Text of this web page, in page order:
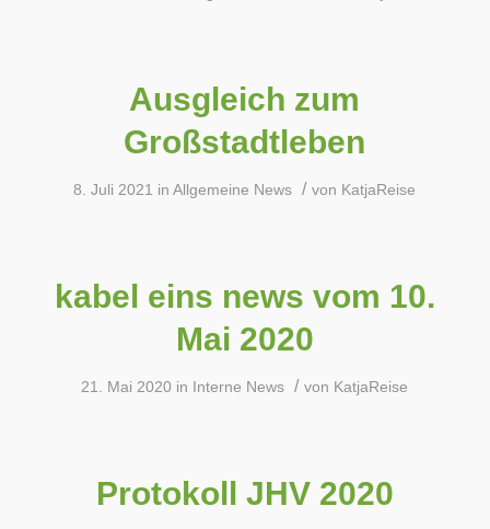
Ausgleich zum
Großstadtleben
8. Juli 2021 inAllgemeine News / von KatjaReise
kabel eins news vom 10.
Mai 2020
21. Mai 2020 in Interne News / von KatjaReise
Protokoll JHV 2020